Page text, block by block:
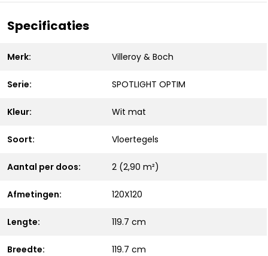
Specificaties
Merk: Villeroy & Boch
Serie: SPOTLIGHT OPTIM
Kleur: Wit mat
Soort: Vloertegels
Aantal per doos: 2 (2,90 m²)
Afmetingen: 120X120
Lengte: 119.7 cm
Breedte: 119.7 cm